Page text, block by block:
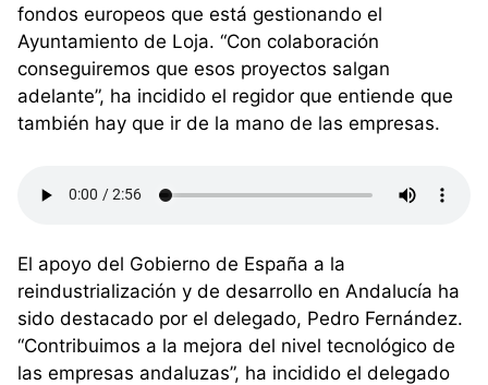
fondos europeos que está gestionando el
Ayuntamiento de Loja. “Con colaboración
conseguiremos que esos proyectos salgan
adelante”, ha incidido el regidor que entiende que
también hay que ir de la mano de las empresas.
El apoyo del Gobierno de España a la
reindustrialización y de desarrollo en Andalucía ha
sido destacado por el delegado, Pedro Fernández.
“Contribuimos a la mejora del nivel tecnológico de
las empresas andaluzas”, ha incidido el delegado